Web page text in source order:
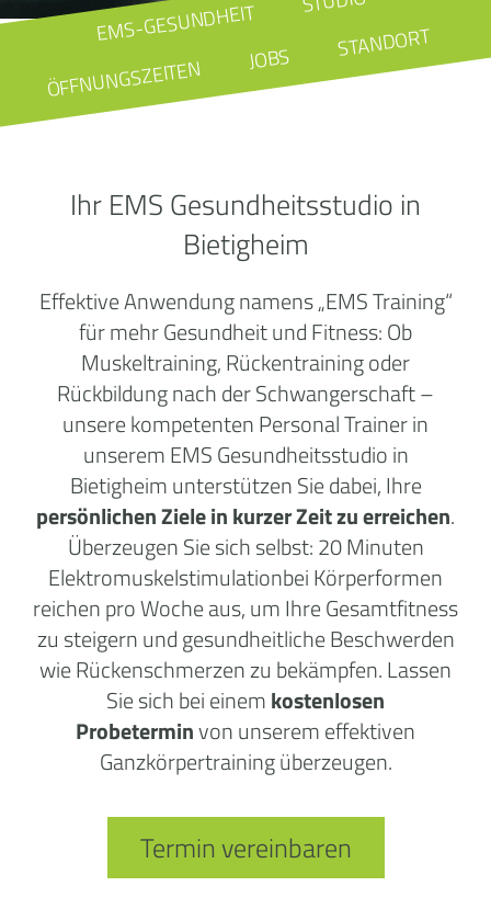
EMS-GESUNDHEIT
ÖFFNUNGSZEITEN JOBS STANDORT
Ihr EMS Gesundheitsstudio in
Bietigheim
Effektive Anwendung namens „EMS Training“
für mehr Gesundheit und Fitness: Ob
Muskeltraining, Rückentraining oder
Rückbildung nach der Schwangerschaft –
unsere kompetenten Personal Trainer in
unserem EMS Gesundheitsstudio in
Bietigheim unterstützen Sie dabei, Ihre
persönlichen Ziele in kurzer Zeit zu erreichen.
Überzeugen Sie sich selbst: 20 Minuten
Elektromuskelstimulationbei Körperformen
reichen pro Woche aus, um Ihre Gesamtfitness
zu steigern und gesundheitliche Beschwerden
wie Rückenschmerzen zu bekämpfen. Lassen
Sie sich bei einemkostenlosen
Probeterminvon unserem effektiven
Ganzkörpertraining überzeugen.
Termin vereinbaren